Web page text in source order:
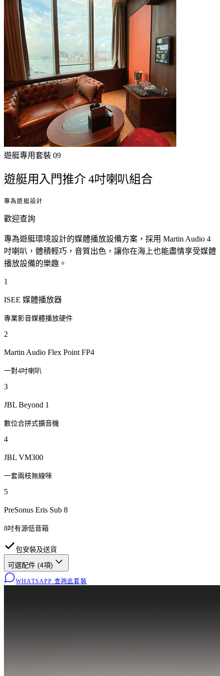
遊艇專用套裝 09
遊艇用入門推介 4吋喇叭組合
專為遊艇設計
歡迎查詢
專為遊艇環境設計的媒體播放設備方案，採用 Martin Audio 4
吋喇叭，體積輕巧，音質出色，讓你在海上也能盡情享受媒體
播放設備的樂趣。
1
ISEE 媒體播放器
專業影音媒體播放硬件
2
Martin Audio Flex Point FP4
一對4吋喇叭
3
JBL Beyond 1
數位合拼式擴音機
4
JBL VM300
一套兩枝無線咪
5
PreSonus Eris Sub 8
8吋有源低音箱
包安裝及送貨
可選配件 (4項)
WHATSAPP 查詢此套裝